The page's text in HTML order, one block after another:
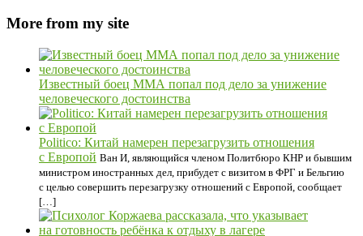
More from my site
Известный боец ММА попал под дело за унижение
человеческого достоинства
Politico: Китай намерен перезагрузить отношения
с Европой Ван И, являющийся членом Политбюро КНР и бывшим
министром иностранных дел, прибудет с визитом в ФРГ и Бельгию
с целью совершить перезагрузку отношений с Европой, сообщает
[…]